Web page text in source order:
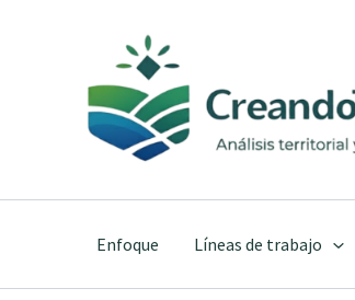
contenido
Enfoque Líneas de trabajo